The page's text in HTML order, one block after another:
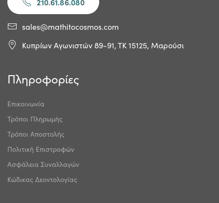
sales@mathitocosmos.com
Κυπρίων Αγωνιστών 89-91, ΤΚ 15125, Μαρούσι
Πληροφορίες
Επικοινωνία
Τρόποι Πληρωμής
Τρόποι Αποστολής
Πολιτική Επιστροφών
Ασφάλεια Συναλλαγών
Κώδικας Δεοντολογίας